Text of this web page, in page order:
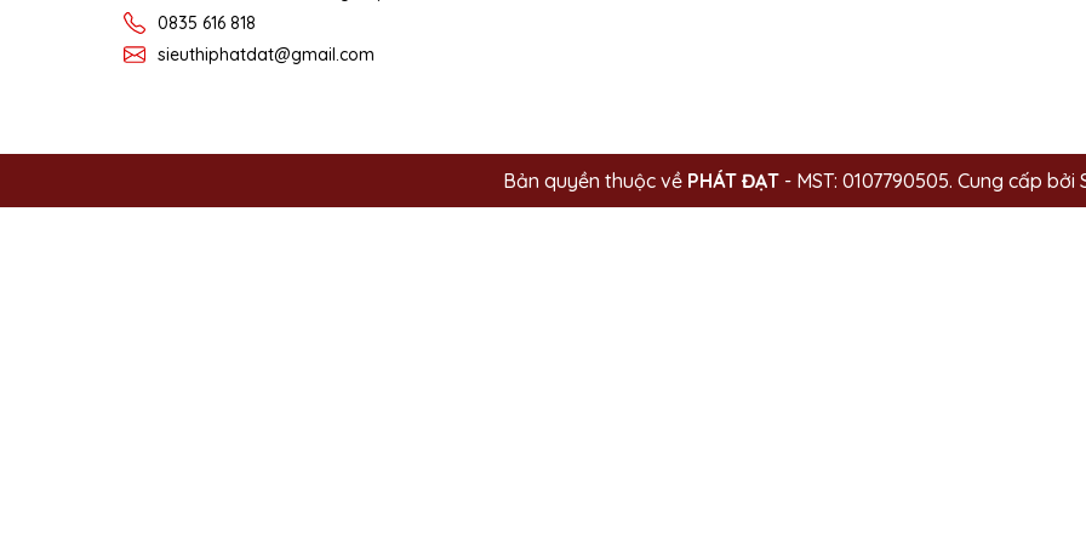
0835 616 818
sieuthiphatdat@gmail.com
Bản quyền thuộc về PHÁT ĐẠT- MST: 0107790505. Cung cấp bởi